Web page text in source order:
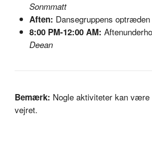
Sonmmatt
Aften: Dansegruppens optræden
8:00 PM-12:00 AM:
Deean
Bemærk: Nogle aktiviteter kan
vejret.